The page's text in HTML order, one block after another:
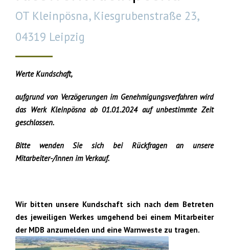
OT Kleinpösna, Kiesgrubenstraße 23,
04319 Leipzig
Werte Kundschaft,
aufgrund von Verzögerungen im Genehmigungsverfahren wird
das Werk Kleinpösna ab 01.01.2024 auf unbestimmte Zeit
geschlossen.
Bitte wenden Sie sich bei Rückfragen an unsere
Mitarbeiter-/innen im Verkauf.
Wir bitten unsere Kundschaft sich nach dem Betreten
des jeweiligen Werkes umgehend bei einem Mitarbeiter
der MDB anzumelden und eine Warnweste zu tragen.